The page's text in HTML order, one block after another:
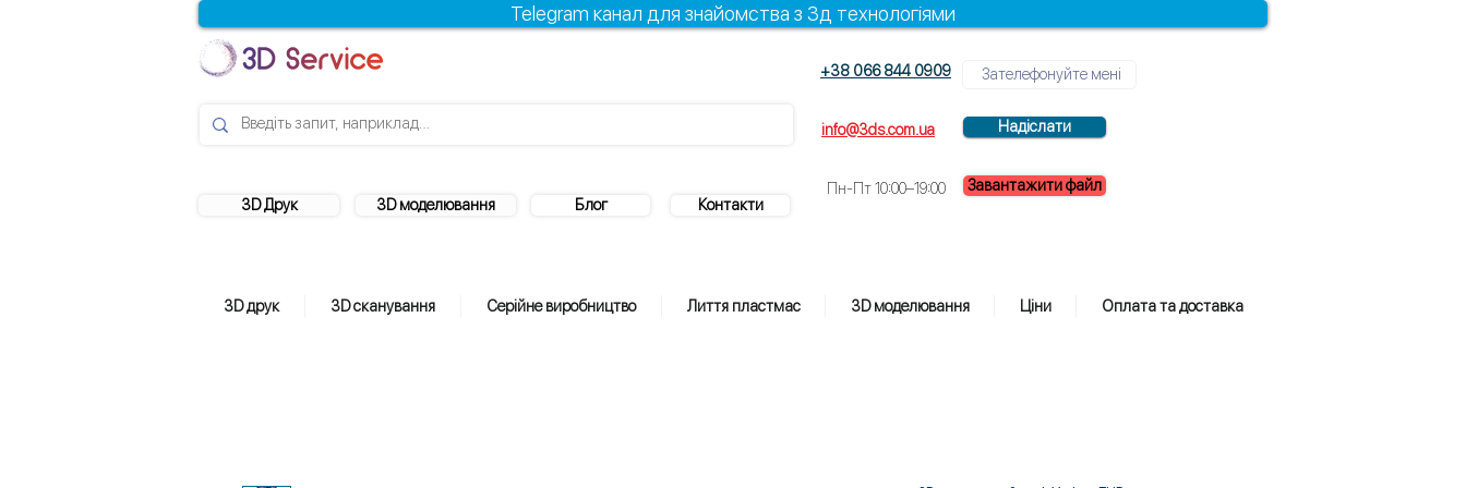
Telegram канал для знайомства з 3д технологіями
3D Друк 3D моделювання Блог Контакти
+38 066 844 0909
info@3ds.com.ua Надіслати
Пн-Пт 10:00–19:00 Завантажити файл
3D друк 3D сканування Серійне виробництво Лиття пластмас 3D моделювання Ціни Оплата та доставка